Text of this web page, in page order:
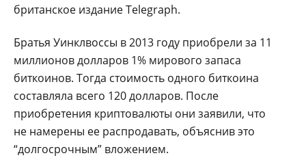
британское издание Telegraph.
Братья Уинклвоссы в 2013 году приобрели за 11
миллионов долларов 1% мирового запаса
биткоинов. Тогда стоимость одного биткоина
составляла всего 120 долларов. После
приобретения криптовалюты они заявили, что
не намерены ее распродавать, объяснив это
“долгосрочным” вложением.